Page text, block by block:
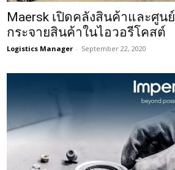
Maersk เปิดคลังสินค้าและศูนย์
กระจายสินค้าในไอวอรีโคสต์
Logistics Manager - September 22, 2020